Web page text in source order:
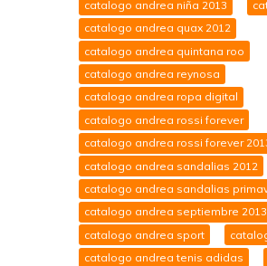
catalogo andrea niña 2013
catalogo andrea quax 2012
catalogo andrea quintana roo
catalogo andrea reynosa
catalogo andrea ropa digital
catalogo andrea rossi forever
catalogo andrea rossi forever
catalogo andrea sandalias 2012
catalogo andrea sandalias
catalogo andrea septiembre 2013
catalogo andrea sport
catalogo andrea tenis adidas